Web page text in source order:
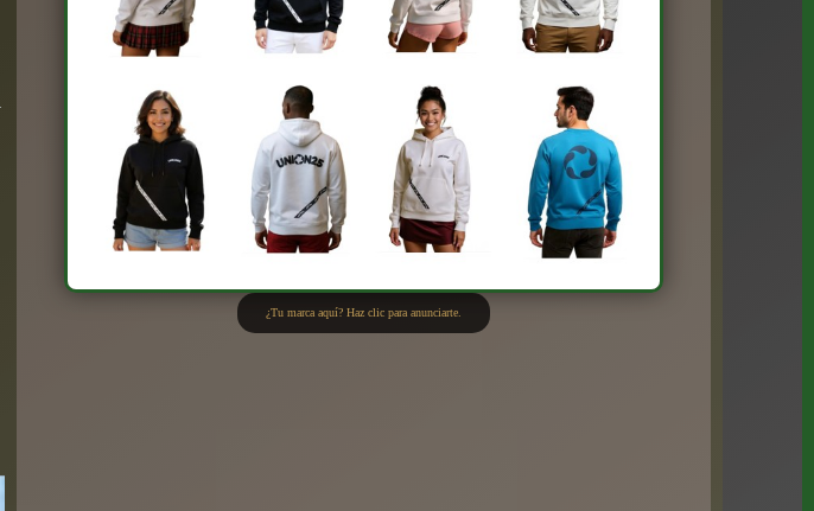
¿Tu marca aquí? Haz clic para anunciarte.